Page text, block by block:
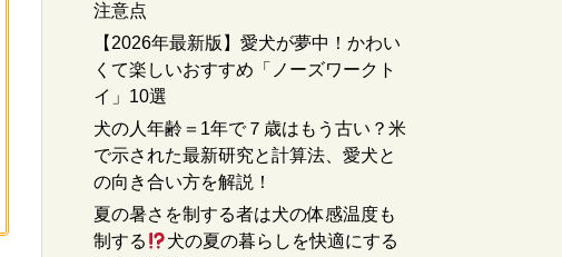
注意点
【2026年最新版】愛犬が夢中！かわい
くて楽しいおすすめ「ノーズワークト
イ」10選
犬の人年齢＝1年で７歳はもう古い？米
で示された最新研究と計算法、愛犬と
の向き合い方を解説！
夏の暑さを制する者は犬の体感温度も
制する
犬の夏の暮らしを快適にする